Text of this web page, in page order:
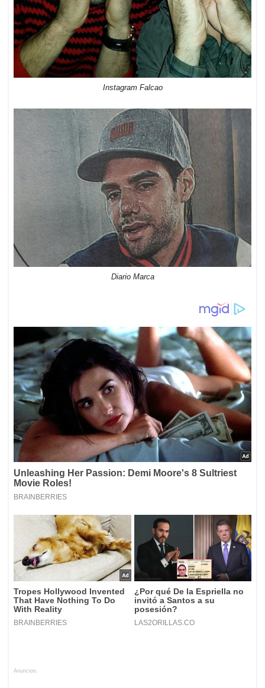
Instagram Falcao
Diario Marca
Anuncios.